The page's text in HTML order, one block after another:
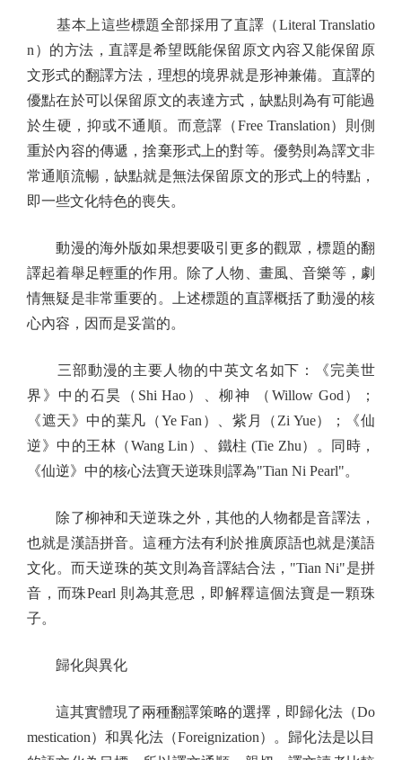
基本上這些標題全部採用了直譯（Literal Translatio
n）的方法，直譯是希望既能保留原文內容又能保留原
文形式的翻譯方法，理想的境界就是形神兼備。直譯的
優點在於可以保留原文的表達方式，缺點則為有可能過
於生硬，抑或不通順。而意譯（Free Translation）則側
重於內容的傳遞，捨棄形式上的對等。優勢則為譯文非
常通順流暢，缺點就是無法保留原文的形式上的特點，
即一些文化特色的喪失。
動漫的海外版如果想要吸引更多的觀眾，標題的翻
譯起着舉足輕重的作用。除了人物、畫風、音樂等，劇
情無疑是非常重要的。上述標題的直譯概括了動漫的核
心內容，因而是妥當的。
三部動漫的主要人物的中英文名如下：《完美世
界》中的石昊（Shi Hao）、柳神 （Willow God）；
《遮天》中的葉凡（Ye Fan）、紫月（Zi Yue）；《仙
逆》中的王林（Wang Lin）、鐵柱 (Tie Zhu）。同時，
《仙逆》中的核心法寶天逆珠則譯為"Tian Ni Pearl"。
除了柳神和天逆珠之外，其他的人物都是音譯法，
也就是漢語拼音。這種方法有利於推廣原語也就是漢語
文化。而天逆珠的英文則為音譯結合法，"Tian Ni"是拼
音，而珠Pearl 則為其意思，即解釋這個法寶是一顆珠
子。
歸化與異化
這其實體現了兩種翻譯策略的選擇，即歸化法（Do
mestication）和異化法（Foreignization）。歸化法是以目